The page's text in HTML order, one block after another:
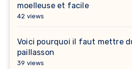
moelleuse et facile
42 views
Voici pourquoi il faut mettre
paillasson
39 views